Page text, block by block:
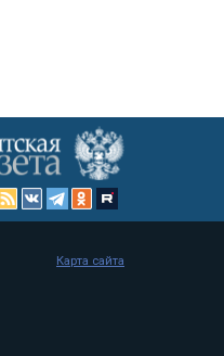
Карта сайта